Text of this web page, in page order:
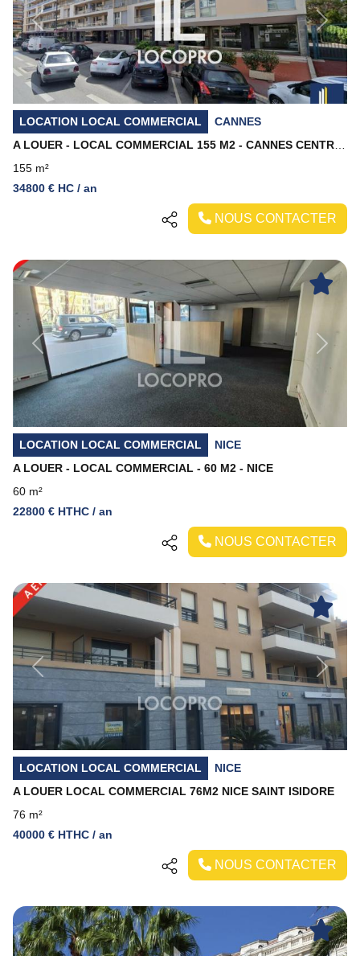
Previous Next
LOCATION LOCAL COMMERCIAL
CANNES
155 m²
34800 € HC / an
NOUS CONTACTER
Previous Next
LOCATION LOCAL COMMERCIAL
NICE
A LOUER - LOCAL COMMERCIAL - 60 M2 - NICE
60 m²
22800 € HTHC / an
NOUS CONTACTER
Previous Next
LOCATION LOCAL COMMERCIAL
NICE
A LOUER LOCAL COMMERCIAL 76M2 NICE SAINT ISIDORE
76 m²
40000 € HTHC / an
NOUS CONTACTER